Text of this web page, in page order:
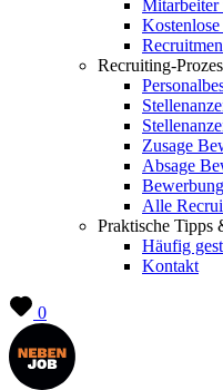
Mitarbeiter
Kostenlose
Recruiting-
Zusage
Absage
Alle
Praktische Tipps
Häufig
Kontakt
0